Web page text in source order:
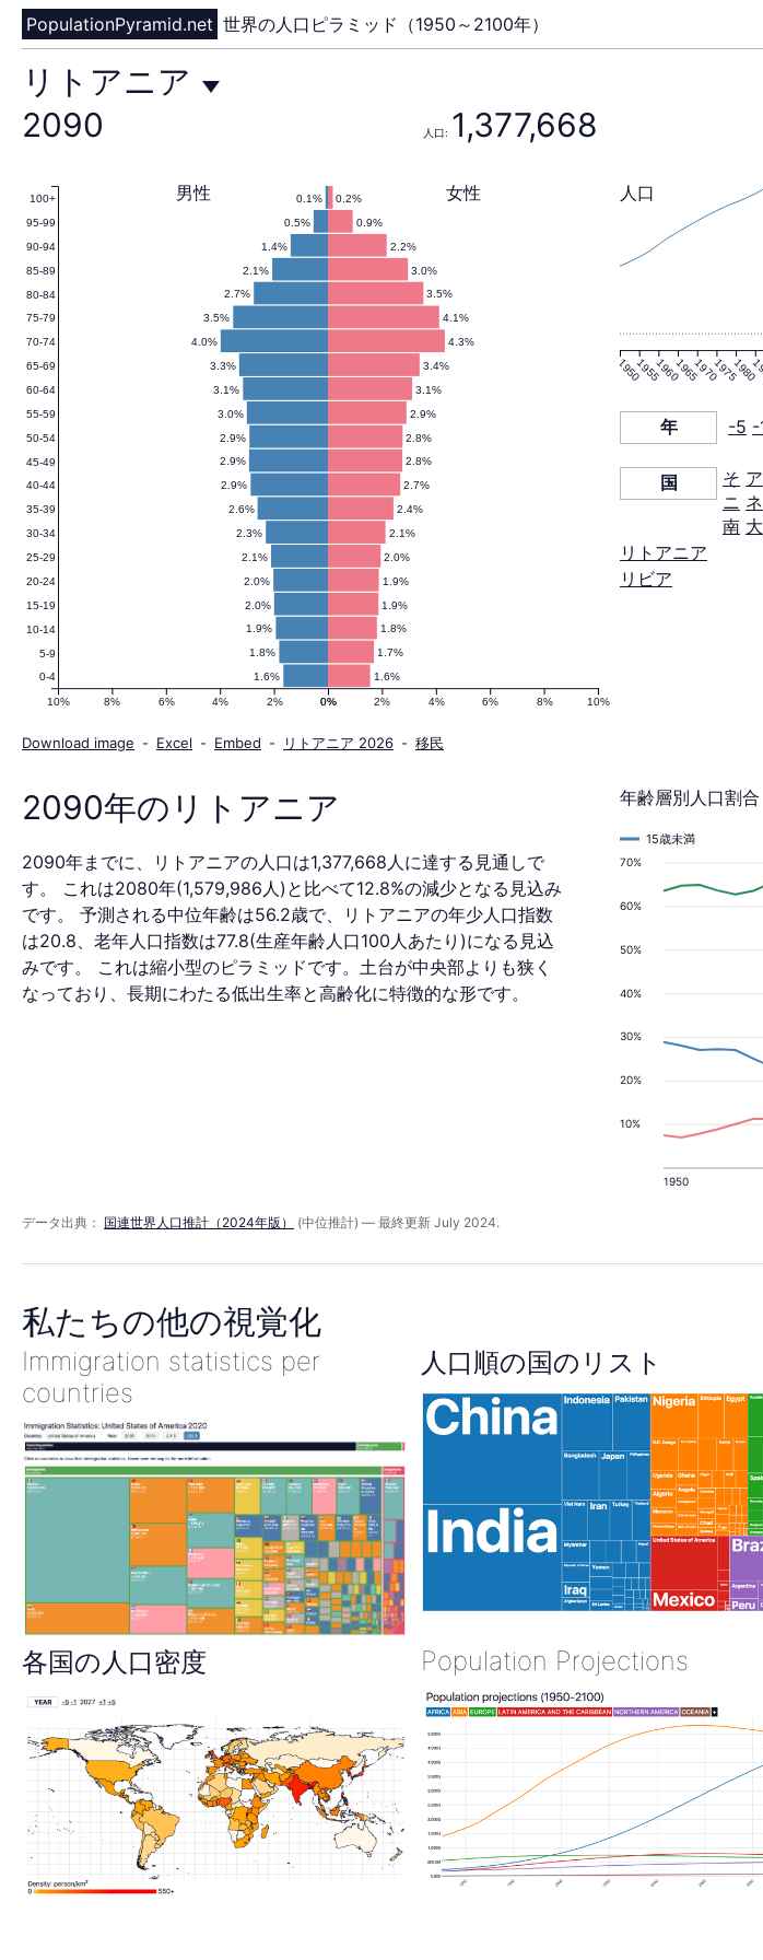
PopulationPyramid.net 世界の人口ピラミッド（1950～2100年）
リ
ト
ア
ニ
ア
の
人
口
ピ
ラ
ミ
2090
年
リトアニア
2090
人口: 1,377,668
1.6%
1.6%
1.7%
1.8%
1.8%
1.9%
1.9%
2.0%
1.9%
2.0%
2.0%
2.1%
2.1%
2.3%
2.4%
2.6%
2.7%
2.9%
2.8%
2.9%
2.8%
2.9%
2.9%
3.0%
3.1%
3.1%
3.4%
3.3%
4.3%
4.0%
4.1%
3.5%
3.5%
2.7%
3.0%
2.1%
2.2%
1.4%
0.9%
0.5%
0.2%
0.1% 女性
男性
0% 2% 4% 6% 8% 10%
10% 8% 6% 4% 2% 0%
0-4
5-9
10-14
15-19
20-24
25-29
30-34
35-39
40-44
45-49
50-54
55-59
60-64
65-69
70-74
75-79
80-84
85-89
90-94
95-99
100+
Download image - Excel - Embed - リトアニア 2026 - 移民
1950195519601965197019751980
人口
年 -5 -
国 そ ア
ニ ネ
南 大
リトアニア
リビア
2090年のリトアニア
2090年までに、リトアニアの人口は1,377,668人に達する見通しで
す。 これは2080年(1,579,986人)と比べて12.8%の減少となる見込み
です。 予測される中位年齢は56.2歳で、リトアニアの年少人口指数
は20.8、老年人口指数は77.8(生産年齢人口100人あたり)になる見込
みです。 これは縮小型のピラミッドです。土台が中央部よりも狭く
なっており、長期にわたる低出生率と高齢化に特徴的な形です。
年齢層別人口割合
10%
20%
30%
40%
50%
60%
70%
1950
15歳未満
データ出典： 国連世界人口推計（2024年版） (中位推計) — 最終更新 July 2024.
私たちの他の視覚化
Immigration statistics per
countries
人口順の国のリスト
各国の人口密度 Population Projections